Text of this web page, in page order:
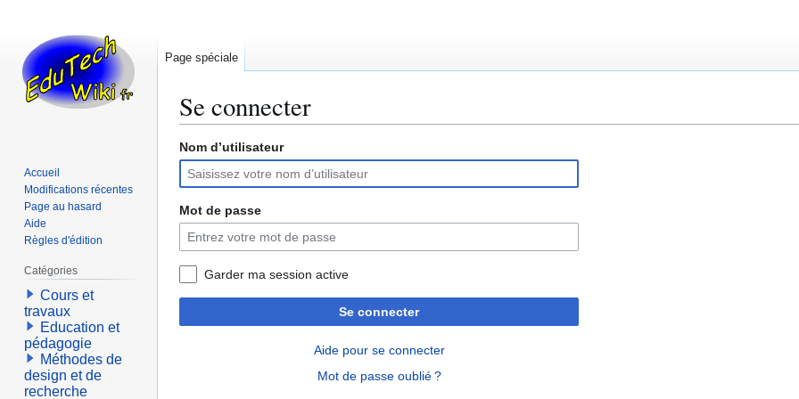
Se connecter
Aller
la
navigation
Aller
la
recherche
Nom d’utilisateur
Mot de passe
Garder ma session active
Se connecter
Aide pour se connecter
Mot de passe oublié ?
Page spéciale
Accueil
Modifications récentes
Page au hasard
Aide
Règles d'édition
Catégories
Cours et
travaux
Education et
pédagogie
Méthodes de
design et de
recherche